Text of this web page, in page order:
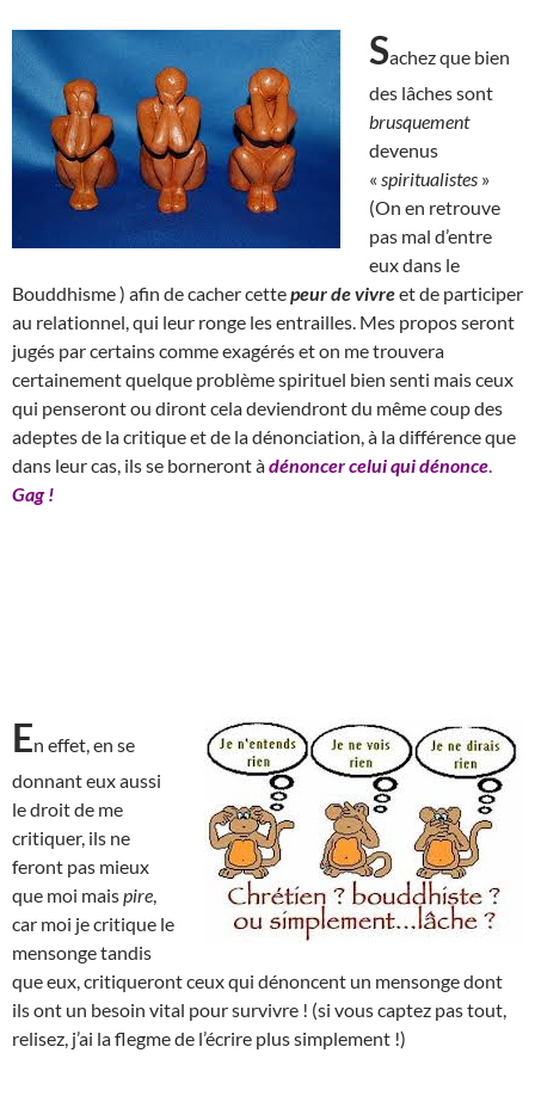
Sachez que bien
des lâches sont
brusquement
devenus
« spiritualistes »
(On en retrouve
pas mal d’entre
eux dans le
Bouddhisme ) afin de cacher cettepeur de vivreet de participer
au relationnel, qui leur ronge les entrailles. Mes propos seront
jugés par certains comme exagérés et on me trouvera
certainement quelque problème spirituel bien senti mais ceux
qui penseront ou diront cela deviendront du même coup des
adeptes de la critique et de la dénonciation, à la différence que
dans leur cas, ils se borneront àdénoncer celui qui dénonce
Gag !
En effet, en se
donnant eux aussi
le droit de me
critiquer, ils ne
feront pas mieux
que moi maispire
car moi je critique le
mensonge tandis
que eux, critiqueront ceux qui dénoncent un mensonge dont
ils ont un besoin vital pour survivre ! (si vous captez pas tout,
relisez, j’ai la flegme de l’écrire plus simplement !)